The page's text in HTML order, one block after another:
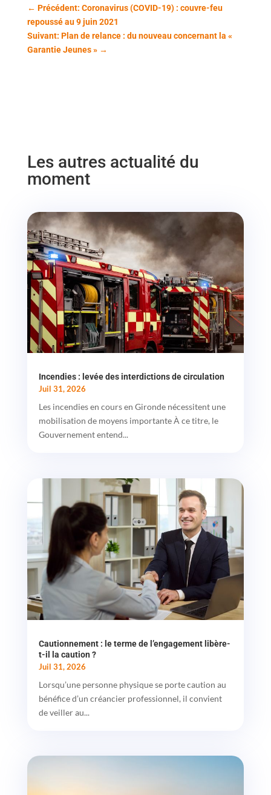
← Précédent: Coronavirus (COVID-19) : couvre-feu
repoussé au 9 juin 2021
Suivant: Plan de relance : du nouveau concernant la «
Garantie Jeunes »→
Les autres actualité du
moment
Incendies : levée des interdictions de circulation
Juil 31, 2026
Les incendies en cours en Gironde nécessitent une
mobilisation de moyens importante À ce titre, le
Gouvernement entend...
Cautionnement : le terme de l’engagement libère-
t-il la caution ?
Juil 31, 2026
Lorsqu’une personne physique se porte caution au
bénéfice d’un créancier professionnel, il convient
de veiller au...